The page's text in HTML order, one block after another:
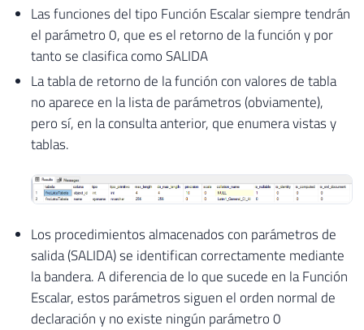
Las funciones del tipo Función Escalar siempre tendrán
el parámetro 0, que es el retorno de la función y por
tanto se clasifica como SALIDA
La tabla de retorno de la función con valores de tabla
no aparece en la lista de parámetros (obviamente),
pero sí, en la consulta anterior, que enumera vistas y
tablas.
Los procedimientos almacenados con parámetros de
salida (SALIDA) se identifican correctamente mediante
la bandera. A diferencia de lo que sucede en la Función
Escalar, estos parámetros siguen el orden normal de
declaración y no existe ningún parámetro 0